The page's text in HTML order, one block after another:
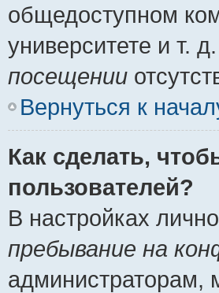
общедоступном
университете и т.
посещении
Вернуться к
Как сделать,
пользователей?
В настройках
пребывание на
администраторам,